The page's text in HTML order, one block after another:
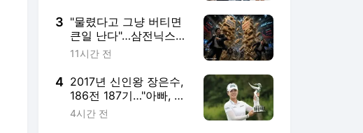
3 "물렸다고 그냥 버티면
큰일 난다"…삼전닉스
레버리지, 원금 회복 빨
11시간 전
4 2017년 신인왕 장은수,
186전 187기…"아빠, 나
우승했어"
4시간 전